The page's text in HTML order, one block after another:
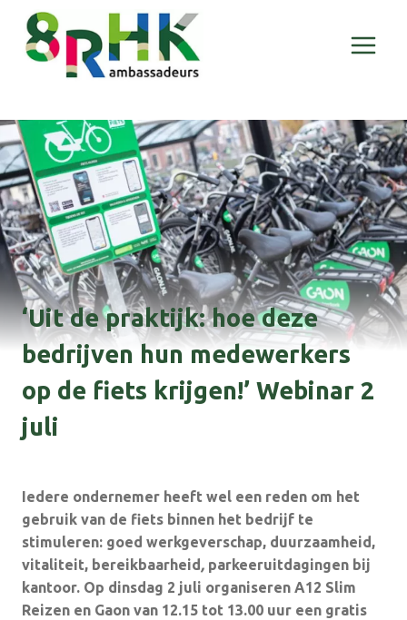
Doorgaan
naar
inhoud
‘Uit de praktijk: hoe deze
bedrijven hun medewerkers
op de fiets krijgen!’ Webinar 2
juli
Iedere ondernemer heeft wel een reden om het
gebruik van de fiets binnen het bedrijf te
stimuleren: goed werkgeverschap, duurzaamheid,
vitaliteit, bereikbaarheid, parkeeruitdagingen bij
kantoor. Op dinsdag 2 juli organiseren A12 Slim
Reizen en Gaon van 12.15 tot 13.00 uur een gratis